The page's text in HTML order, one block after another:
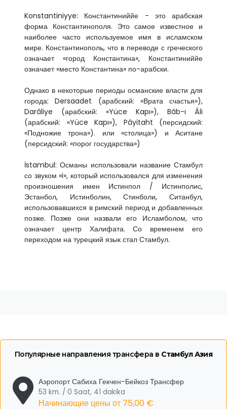
Konstantiniyye: Константиниййе - это арабская
форма Константинополя. Это самое известное и
наиболее часто используемое имя в исламском
мире. Константинополь, что в переводе с греческого
означает «город Константина», Константиниййе
означает «место Константина» по-арабски.
Однако в некоторые периоды османские власти для
города: Dersaadet (арабский: «Врата счастья»),
Darâliye (арабский: «Yüce Kapı»), Bâb-ı Âli
(арабский: «Yüce Kapı»), Pâyitaht (персидский:
«Подножие трона»). или «столица») и Аситане
(персидский: «порог государства»)
İstambul: Османы использовали название Стамбул
со звуком «i», который использовался для изменения
произношения имен Истинпол / Истинполис,
Эстанбол, Истинболин, Стинболи, Ситанбул,
использовавшихся в римский период и добавленных
позже. Позже они назвали его Исламболом, что
означает центр Халифата. Со временем его
переходом на турецкий язык стал Стамбул.
Популярные направления трансфера в Стамбул Азия
Аэропорт Сабиха Гекчен-Бейкоз Трансфер
53 km. / 0 Saat, 41 dakika
Начинающие цены от 75,00 €